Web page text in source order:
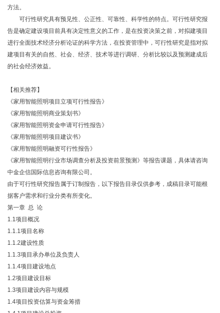
方法。
可行性研究具有预见性、公正性、可靠性、科学性的特点。可行性研究报
告是确定建设项目前具有决定性意义的工作，是在投资决策之前，对拟建项目
进行全面技术经济分析论证的科学方法，在投资管理中，可行性研究是指对拟
建项目有关的自然、社会、经济、技术等进行调研、分析比较以及预测建成后
的社会经济效益。
【相关推荐】
《家用智能照明项目立项可行性报告》
《家用智能照明商业策划书》
《家用智能照明资金申请可行性报告》
《家用智能照明项目建议书》
《家用智能照明融资可行性报告》
《家用智能照明行业市场调查分析及投资前景预测》等报告课题，具体请咨询
中金企信国际信息咨询有限公司。
由于可行性研究报告属于订制报告，以下报告目录仅供参考，成稿目录可能根
据客户需求和行业分类有所变化。
第一章 总 论
1.1项目概况
1.1.1项目名称
1.1.2建设性质
1.1.3项目承办单位及负责人
1.1.4项目建设地点
1.2项目建设目标
1.3项目建设内容与规模
1.4项目投资估算与资金筹措